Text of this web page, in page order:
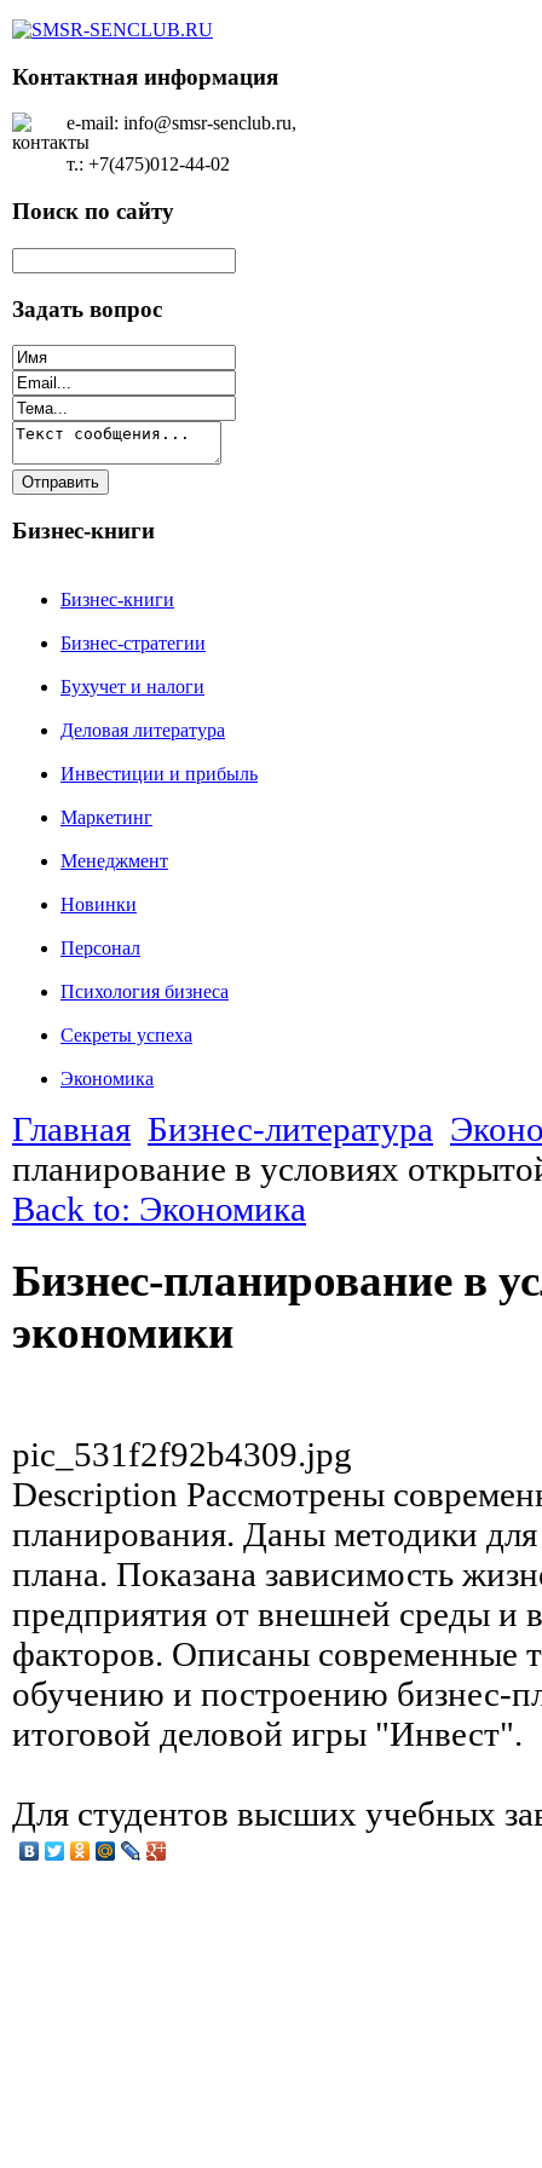
Контактная информация
e-mail: info@smsr-senclub.ru,
т.: +7(475)012-44-02
Поиск по сайту
Задать вопрос
Бизнес-книги
Бизнес-книги
Бизнес-стратегии
Бухучет и налоги
Деловая литература
Инвестиции и прибыль
Маркетинг
Менеджмент
Новинки
Персонал
Психология бизнеса
Секреты успеха
Экономика
Главная Бизнес-литература
планирование в условиях
Back to: Экономика
Бизнес-планирование в
экономики
pic_531f2f92b4309.jpg
Description Рассмотрены
планирования. Даны методики для
плана. Показана зависимость
предприятия от внешней среды и
факторов. Описаны современные
обучению и построению бизнес-
итоговой деловой игры "Инвест".
Для студентов высших учебных